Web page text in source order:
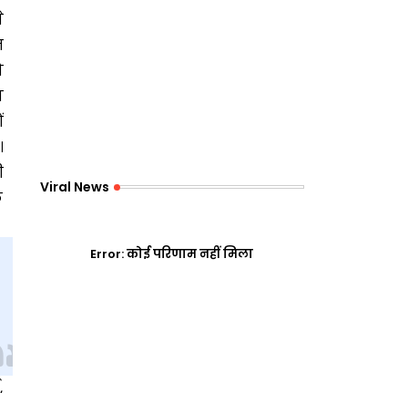
Viral News
Error:कोई परिणाम नहीं मिला